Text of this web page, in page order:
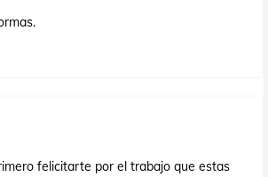
felicitarte por el trabajo que estas